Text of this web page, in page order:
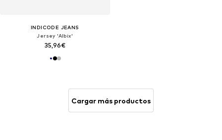
INDICODE JEANS
Jersey 'Albix'
35,96€
Cargar más productos